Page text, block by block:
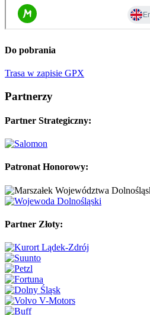
Do pobrania
Trasa w zapisie GPX
Partnerzy
Partner Strategiczny:
Patronat Honorowy:
Partner Złoty: